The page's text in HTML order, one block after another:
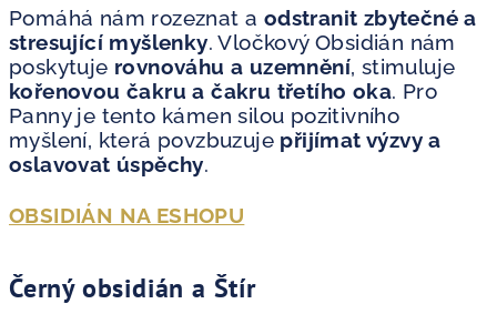
Pomáhá nám rozeznat a odstranit zbytečné a
stresující myšlenky. Vločkový Obsidián nám
poskytuje rovnováhu a uzemnění, stimuluje
kořenovou čakru a čakru třetího oka. Pro
Panny je tento kámen silou pozitivního
myšlení, která povzbuzuje přijímat výzvy a
oslavovat úspěchy.
OBSIDIÁN NA ESHOPU
Černý obsidián a Štír